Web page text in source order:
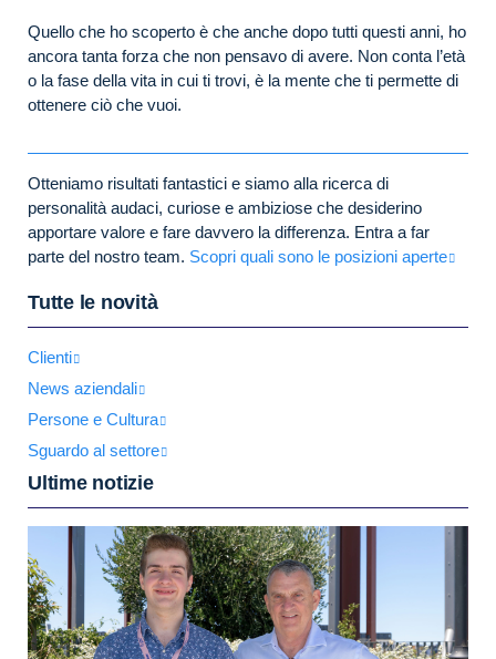
Quello che ho scoperto è che anche dopo tutti questi anni, ho
ancora tanta forza che non pensavo di avere. Non conta l’età
o la fase della vita in cui ti trovi, è la mente che ti permette di
ottenere ciò che vuoi.
Otteniamo risultati fantastici e siamo alla ricerca di
personalità audaci, curiose e ambiziose che desiderino
apportare valore e fare davvero la differenza. Entra a far
parte del nostro team. Scopri quali sono le posizioni aperte
Tutte le novità
Clienti
News aziendali
Persone e Cultura
Sguardo al settore
Ultime notizie